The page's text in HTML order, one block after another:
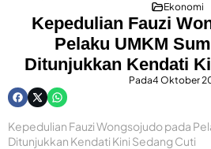
Ekonomi
Kepedulian Fauzi
Pelaku UMKM
Ditunjukkan Kendati
Pada4 Oktober
Kepedulian Fauzi Wongsojudo pada
Ditunjukkan Kendati Kini Sedang Cuti